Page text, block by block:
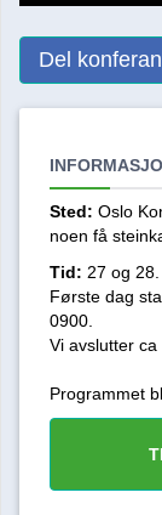
Del
Sted: Oslo
noen få
Tid: 27 og
Første dag
0900.
Vi avslutter ca
Programmet